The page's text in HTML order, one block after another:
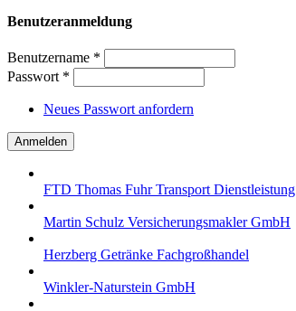
Benutzeranmeldung
Benutzername *
Passwort *
Neues Passwort anfordern
FTD Thomas Fuhr Transport Dienstleistung
Martin Schulz Versicherungsmakler GmbH
Herzberg Getränke Fachgroßhandel
Winkler-Naturstein GmbH